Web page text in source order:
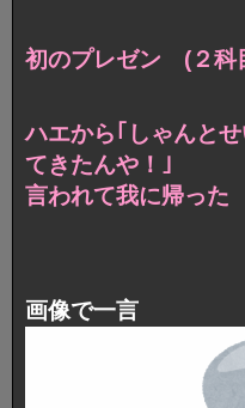
初のプレゼン (２科
ハエから｢しゃんと
てきたんや！｣
言われて我に帰っ
画像で一言